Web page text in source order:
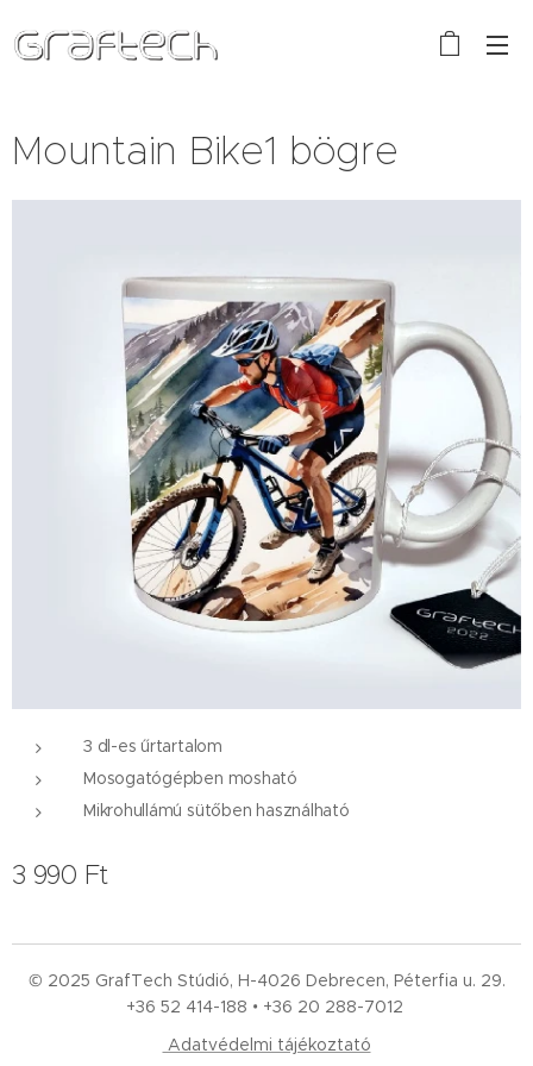
Mountain Bike1 bögre
3 dl-es űrtartalom
Mosogatógépben mosható
Mikrohullámú sütőben használható
3 990 Ft
© 2025 GrafTech Stúdió, H-4026 Debrecen, Péterfia u. 29.
+36 52 414-188 • +36 20 288-7012
Adatvédelmi tájékoztató